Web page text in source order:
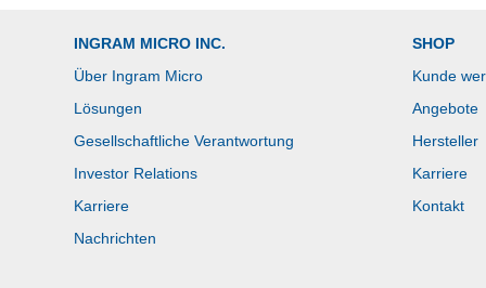
INGRAM MICRO INC.
Über Ingram Micro
Lösungen
Gesellschaftliche Verantwortung
Investor Relations
Karriere
Nachrichten
SHOP
Kunde
Angebote
Hersteller
Karriere
Kontakt